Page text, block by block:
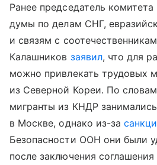
Ранее председатель комитета
думы по делам СНГ,
и связям с
Калашников заявил, что для
можно привлекать трудовых
из Северной Кореи. По
мигранты из КНДР
в Москве, однако из-за
Безопасности ООН они были
после заключения